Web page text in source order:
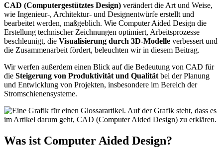
CAD (Computergestütztes Design) verändert die Art und Weise,
wie Ingenieur-, Architektur- und Designentwürfe erstellt und
bearbeitet werden, maßgeblich. Wie Computer Aided Design die
Erstellung technischer Zeichnungen optimiert, Arbeitsprozesse
beschleunigt, die Visualisierung durch 3D-Modelle verbessert und
die Zusammenarbeit fördert, beleuchten wir in diesem Beitrag.
Wir werfen außerdem einen Blick auf die Bedeutung von CAD für
die Steigerung von Produktivität und Qualität bei der Planung
und Entwicklung von Projekten, insbesondere im Bereich der
Stromschienensysteme.
Was ist Computer Aided Design?​